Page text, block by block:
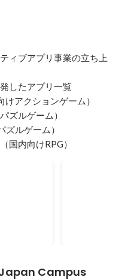
ィブアプリ事業の立ち上
したアプリ一覧
けアクションゲーム）
ズルゲーム）
ズルゲーム）
国内向けRPG）
Campus